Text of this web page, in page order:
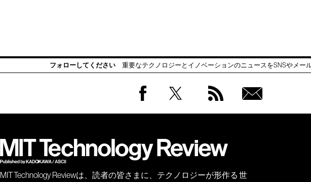
フォローしてください 重要なテクノロジーとイノベーションのニュースをSNSやメー
会員
MIT Technology Reviewは、読者の皆さまに、テクノロジーが形作る 世